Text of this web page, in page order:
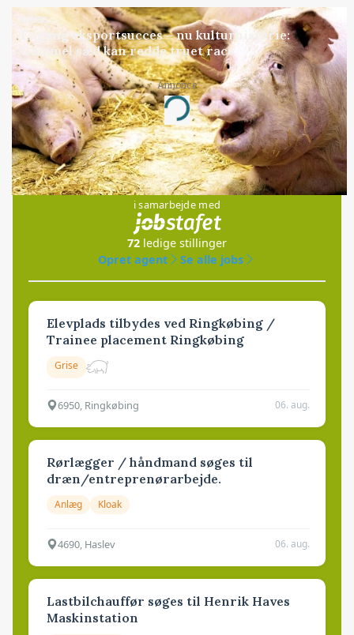
GRISE
Engang eksportsucces – nu kulturhistorie:
Gammel sæd kan redde truet race
Annonce
Loading...
Jobs
i samarbejde med
72 ledige stillinger
Opret agent
Se alle jobs
Elevplads tilbydes ved Ringkøbing /
Trainee placement Ringkøbing
Grise
6950, Ringkøbing 06. aug.
Rørlægger / håndmand søges til
dræn/entreprenørarbejde.
Anlæg Kloak
4690, Haslev 06. aug.
Lastbilchauffør søges til Henrik Haves
Maskinstation